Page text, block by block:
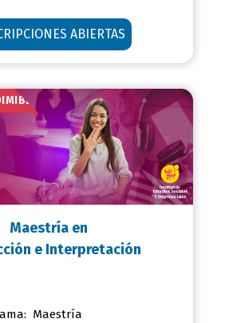
ABIERTAS
Maestría en
e Interpretación
Maestría